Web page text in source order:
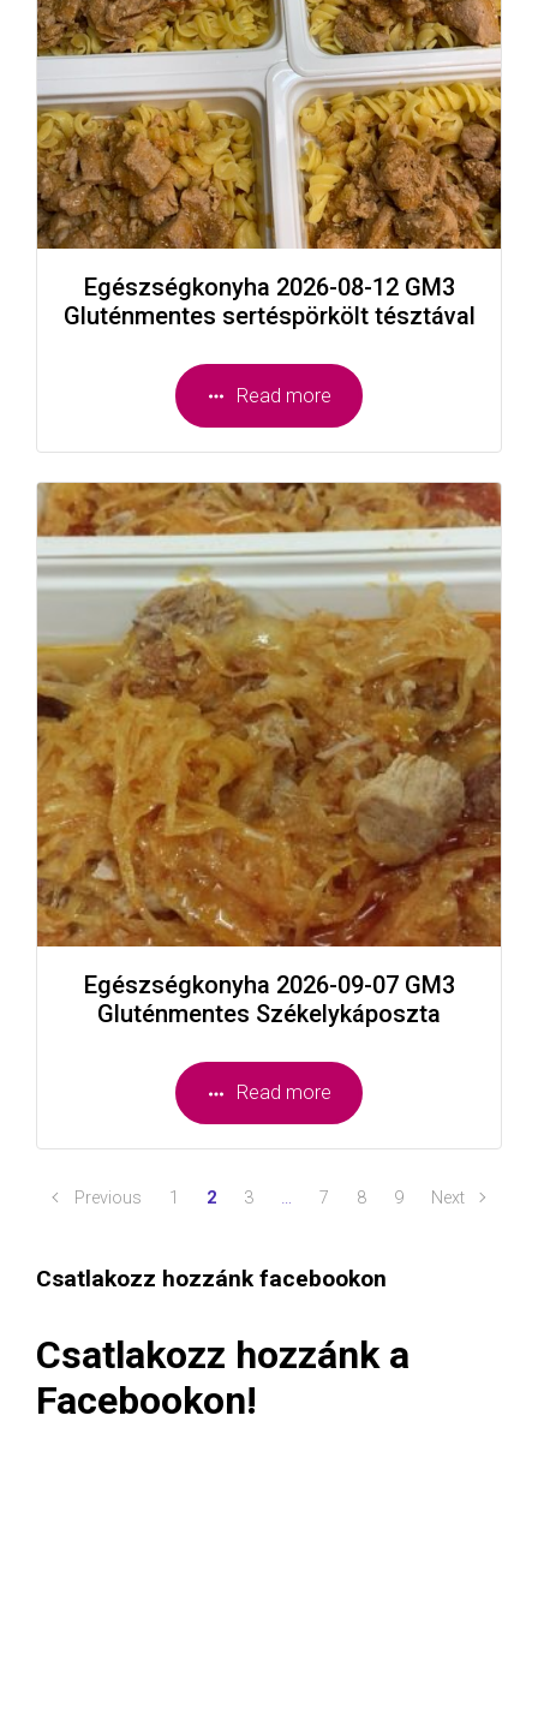
Egészségkonyha 2026-08-12 GM3
Gluténmentes sertéspörkölt tésztával
Read more
Egészségkonyha 2026-09-07 GM3
Gluténmentes Székelykáposzta
Read more
Previous 1 2 3 … 7 8 9 Next
Csatlakozz hozzánk facebookon
Csatlakozz hozzánk a
Facebookon!